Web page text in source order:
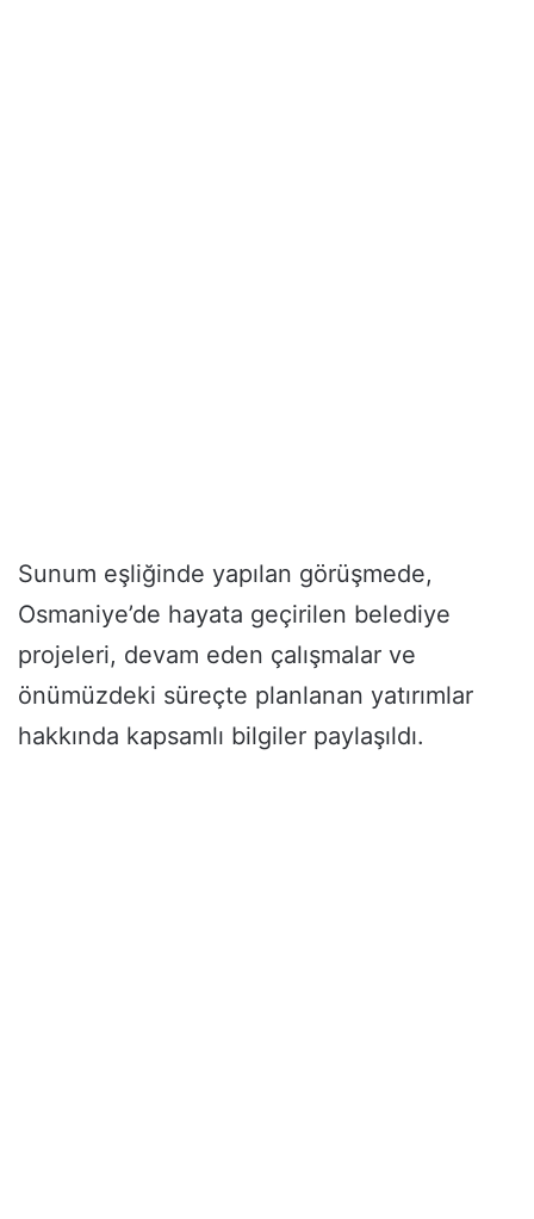
Sunum eşliğinde yapılan görüşmede,
Osmaniye’de hayata geçirilen belediye
projeleri, devam eden çalışmalar ve
önümüzdeki süreçte planlanan yatırımlar
hakkında kapsamlı bilgiler paylaşıldı.